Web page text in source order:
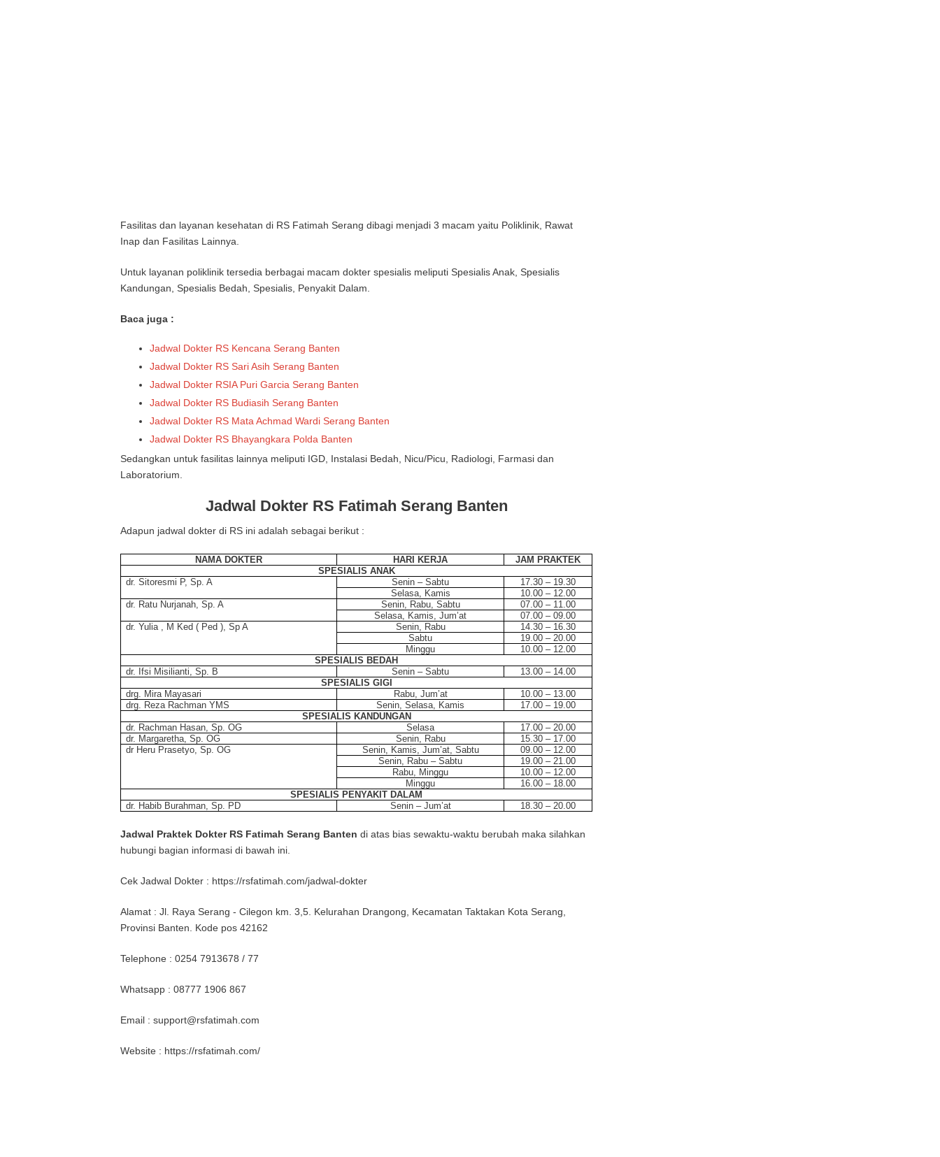
Fasilitas dan layanan kesehatan di RS Fatimah Serang dibagi menjadi 3 macam yaitu Poliklinik, Rawat
Inap dan Fasilitas Lainnya.
Untuk layanan poliklinik tersedia berbagai macam dokter spesialis meliputi Spesialis Anak, Spesialis
Kandungan, Spesialis Bedah, Spesialis, Penyakit Dalam.
Baca juga :
Jadwal Dokter RS Kencana Serang Banten
Jadwal Dokter RS Sari Asih Serang Banten
Jadwal Dokter RSIA Puri Garcia Serang Banten
Jadwal Dokter RS Budiasih Serang Banten
Jadwal Dokter RS Mata Achmad Wardi Serang Banten
Jadwal Dokter RS Bhayangkara Polda Banten
Sedangkan untuk fasilitas lainnya meliputi IGD, Instalasi Bedah, Nicu/Picu, Radiologi, Farmasi dan
Laboratorium.
Jadwal Dokter RS Fatimah Serang Banten
Adapun jadwal dokter di RS ini adalah sebagai berikut :
NAMA DOKTER HARI KERJA
JAM PRAKTEK
SPESIALIS ANAK
dr. Sitoresmi P, Sp. A
Senin – Sabtu
17.30 – 19.30
Selasa, Kamis
10.00 – 12.00
dr. Ratu Nurjanah, Sp. A
Senin, Rabu, Sabtu
07.00 – 11.00
Selasa, Kamis, Jum’at
07.00 – 09.00
dr. Yulia , M Ked ( Ped ), Sp A
Senin, Rabu
14.30 – 16.30
Sabtu
19.00 – 20.00
Minggu
10.00 – 12.00
SPESIALIS BEDAH
dr. Ifsi Misilianti, Sp. B
Senin – Sabtu
13.00 – 14.00
SPESIALIS GIGI
drg. Mira Mayasari
Rabu, Jum’at
10.00 – 13.00
drg. Reza Rachman YMS
Senin, Selasa, Kamis
17.00 – 19.00
SPESIALIS KANDUNGAN
dr. Rachman Hasan, Sp. OG
Selasa
17.00 – 20.00
dr. Margaretha, Sp. OG
Senin, Rabu
15.30 – 17.00
dr Heru Prasetyo, Sp. OG
Senin, Kamis, Jum’at, Sabtu
09.00 – 12.00
Senin, Rabu – Sabtu
19.00 – 21.00
Rabu, Minggu
10.00 – 12.00
Minggu
16.00 – 18.00
SPESIALIS PENYAKIT DALAM
dr. Habib Burahman, Sp. PD
Senin – Jum’at 18.30 – 20.00
Jadwal Praktek Dokter RS Fatimah Serang Banten di atas bias sewaktu-waktu berubah maka silahkan
hubungi bagian informasi di bawah ini.
Cek Jadwal Dokter : https://rsfatimah.com/jadwal-dokter
Alamat : Jl. Raya Serang - Cilegon km. 3,5. Kelurahan Drangong, Kecamatan Taktakan Kota Serang,
Provinsi Banten. Kode pos 42162
Telephone : 0254 7913678 / 77
Whatsapp : 08777 1906 867
Email : support@rsfatimah.com
Website : https://rsfatimah.com/